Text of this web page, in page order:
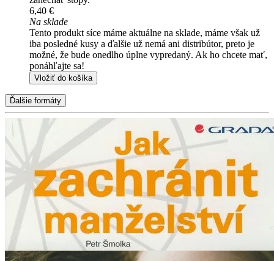
6,40 €
Na sklade
Tento produkt síce máme aktuálne na sklade, máme však už
iba posledné kusy a ďalšie už nemá ani distribútor, preto je
možné, že bude onedlho úplne vypredaný. Ak ho chcete mať,
ponáhľajte sa!
Vložiť do košíka
Ďalšie formáty